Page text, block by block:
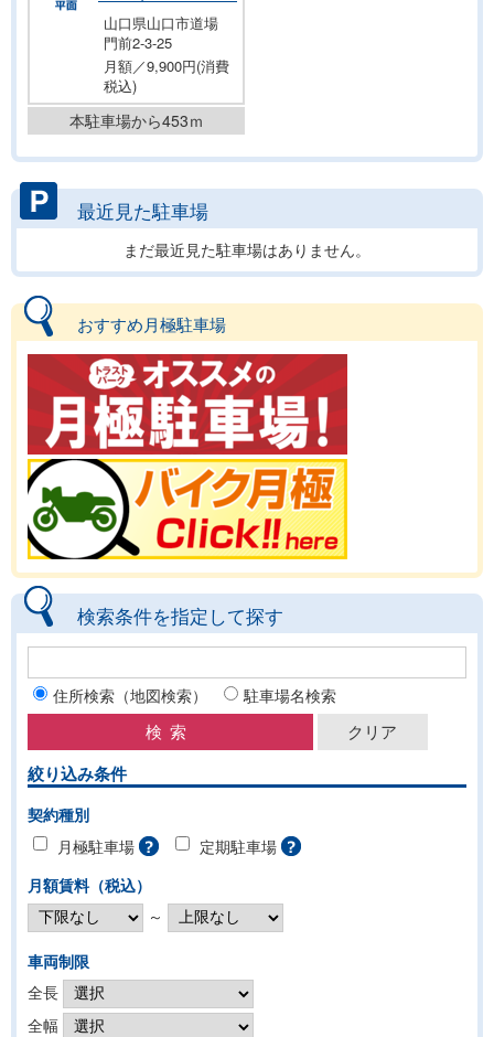
山口県山口市道場
門前2-3-25
月額／9,900円(消費
税込)
本駐車場から453ｍ
最近見た駐車場
まだ最近見た駐車場はありません。
おすすめ月極駐車場
検索条件を指定して探す
住所検索（地図検索） 駐車場名検索
絞り込み条件
契約種別
月極駐車場
定期駐車場
月額賃料（税込）
～
車両制限
全長
全幅